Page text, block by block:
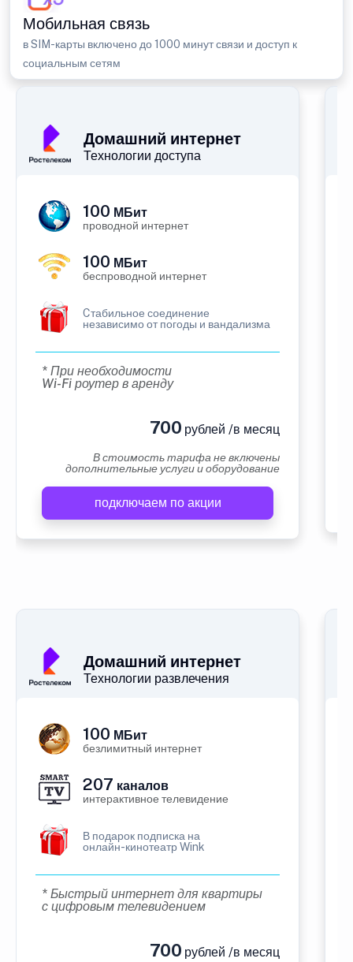
Мобильная связь
в SIM-карты включено до 1000 минут связи и доступ к
социальным сетям
Домашний интернет
Технологии доступа
100 МБит
проводной интернет
100 МБит
беспроводной интернет
Cтабильное соединение
независимо от погоды и вандализма
* При необходимости
Wi-Fi роутер в аренду
700 рублей /в месяц
В стоимость тарифа не включены
дополнительные услуги и оборудование
подключаем по акции
Домашний интернет
Технологии развлечения
100 МБит
безлимитный интернет
207 каналов
интерактивное телевидение
В подарок подписка на
онлайн-кинотеатр Wink
* Быстрый интернет для квартиры
с цифровым телевидением
700 рублей /в месяц